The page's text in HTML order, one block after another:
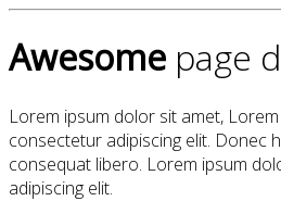
Awesome page
Lorem ipsum dolor sit amet,
consectetur adipiscing elit. Donec
consequat libero. Lorem ipsum
adipiscing elit.